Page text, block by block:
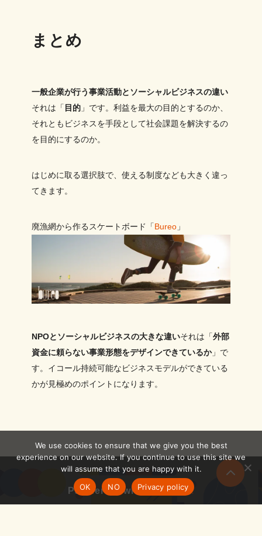
まとめ
一般企業が行う事業活動とソーシャルビジネスの違い
それは「 目的」です。利益を最大の目的とするのか、
それともビジネスを手段として社会課題を解決するの
を目的にするのか。
はじめに取る選択肢で、使える制度なども大きく違っ
てきます。
廃漁網から作るスケートボード「Bureo」
NPOとソーシャルビジネスの大きな違いそれは「外部
資金に頼らない事業形態をデザインできているか」で
す。イコール持続可能なビジネスモデルができている
かが見極めのポイントになります。
Partnering with Designer .
We use cookies to ensure that we give you the best
experience on our website. If you continue to use this site we
will assume that you are happy with it.
OK
NO Privacy policy